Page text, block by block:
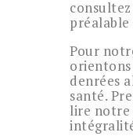
préalable
Pour
denrées
santé.
lire notre